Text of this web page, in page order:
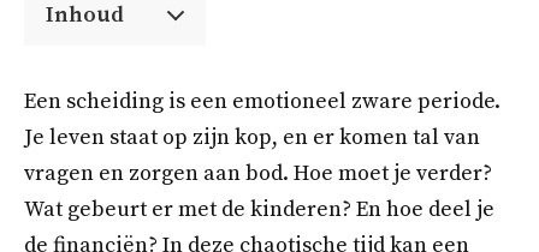
Inhoud
Een scheiding is een emotioneel zware periode.
Je leven staat op zijn kop, en er komen tal van
vragen en zorgen aan bod. Hoe moet je verder?
Wat gebeurt er met de kinderen? En hoe deel je
de financiën? In deze chaotische tijd kan een